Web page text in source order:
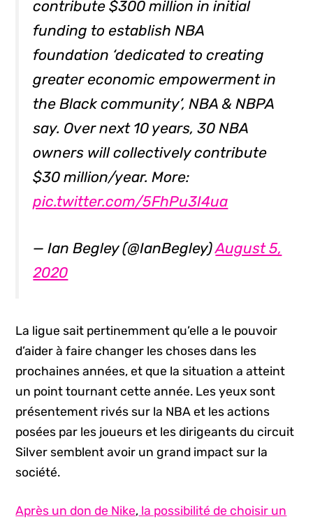
contribute $300 million in initial
funding to establish NBA
foundation ‘dedicated to creating
greater economic empowerment in
the Black community’, NBA & NBPA
say. Over next 10 years, 30 NBA
owners will collectively contribute
$30 million/year. More:
pic.twitter.com/5FhPu3I4ua
— Ian Begley (@IanBegley)August 5,
2020
La ligue sait pertinemment qu’elle a le pouvoir
d’aider à faire changer les choses dans les
prochaines années, et que la situation a atteint
un point tournant cette année. Les yeux sont
présentement rivés sur la NBA et les actions
posées par les joueurs et les dirigeants du circuit
Silver semblent avoir un grand impact sur la
société.
Après un don de Nike, la possibilité de choisir un